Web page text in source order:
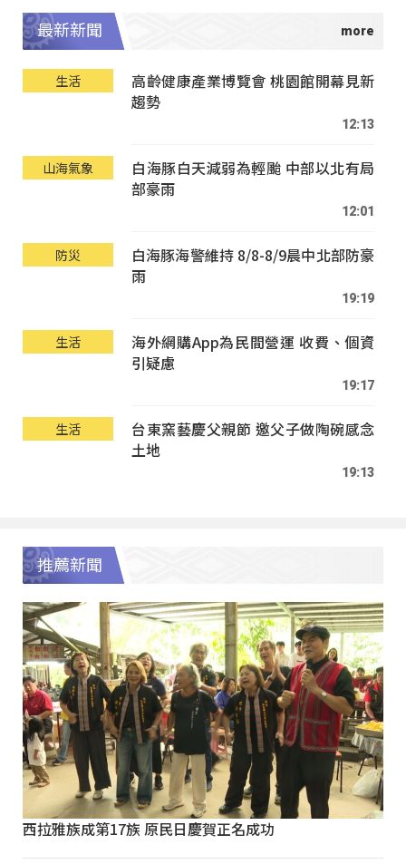
最新新聞
生活
高齡健康產業博覽會 桃園館開幕見新
趨勢
12:13
山海氣象
白海豚白天減弱為輕颱 中部以北有局
部豪雨
12:01
防災
白海豚海警維持 8/8-8/9晨中北部防豪
雨
19:19
生活
海外網購App為民間營運 收費、個資
引疑慮
19:17
生活
台東窯藝慶父親節 邀父子做陶碗感念
土地
19:13
推薦新聞
西拉雅族成第17族 原民日慶賀正名成功